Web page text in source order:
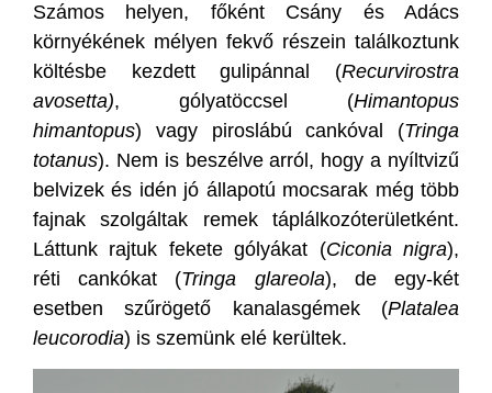
Számos helyen, főként Csány és Adács
környékének mélyen fekvő részein találkoztunk
költésbe kezdett gulipánnal (Recurvirostra
avosetta), gólyatöccsel (Himantopus
himantopus) vagy piroslábú cankóval (Tringa
totanus). Nem is beszélve arról, hogy a nyíltvizű
belvizek és idén jó állapotú mocsarak még több
fajnak szolgáltak remek táplálkozóterületként.
Láttunk rajtuk fekete gólyákat (Ciconia nigra),
réti cankókat (Tringa glareola), de egy-két
esetben szűrögető kanalasgémek (Platalea
leucorodia) is szemünk elé kerültek.